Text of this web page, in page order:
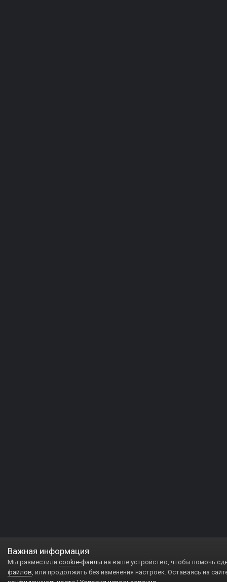
Важная информация
Мы разместили cookie-файлы на ваше устройство, чтобы помочь
файлов, или продолжить без изменения настроек. Оставаясь на